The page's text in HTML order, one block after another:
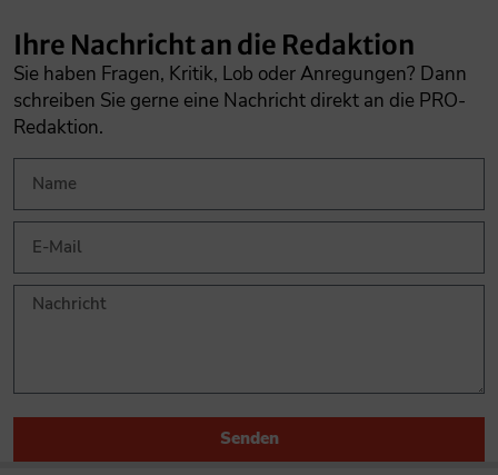
Ihre Nachricht an die Redaktion
Sie haben Fragen, Kritik, Lob oder Anregungen? Dann
schreiben Sie gerne eine Nachricht direkt an die PRO-
Redaktion.
Senden